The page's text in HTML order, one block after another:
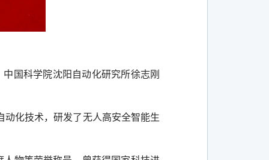
国科学院沈阳自动化研究所徐志刚
化技术，研发了无人高安全智能生